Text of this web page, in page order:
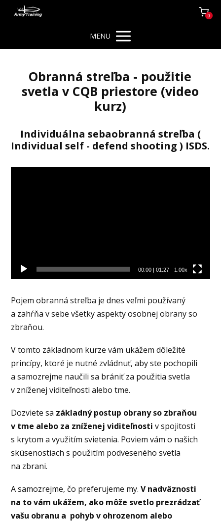
0
MENU
Obranná streľba - použitie
svetla v CQB priestore (video
kurz)
Individuálna sebaobranná streľba (
Individual self - defend shooting ) ISDS.
00:00| 01:27 1.00x
Pojem obranná streľba je dnes veľmi používaný
a zahŕňa v sebe všetky aspekty osobnej obrany so
zbraňou.
V tomto základnom kurze vám ukážem dôležité
princípy, ktoré je nutné zvládnuť, aby ste pochopili
a samozrejme naučili sa brániť za použitia svetla
v zníženej viditeľnosti alebo tme.
Dozviete sa základný postup obrany so zbraňou
v tme alebo za zníženej viditeľnosti v spojitosti
s krytom a využitím svietenia. Poviem vám o našich
skúsenostiach s použitím podveseného svetla
na zbrani.
A samozrejme, čo preferujeme my.V nadväznosti
na to vám ukážem, ako môže svetlo prezrádzať
vašu obranu a pohyb v ohrozenom alebo